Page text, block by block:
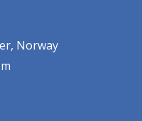
Norway